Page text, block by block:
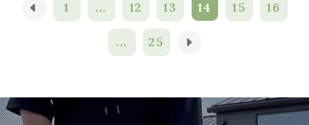
1 ... 12 13 14 15 16
... 25